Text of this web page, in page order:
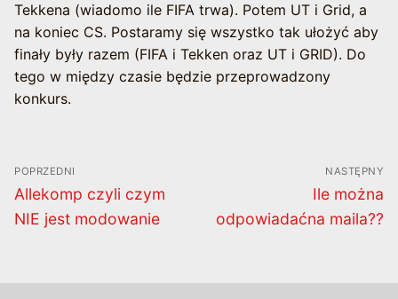
Tekkena (wiadomo ile FIFA trwa). Potem UT i Grid, a
na koniec CS. Postaramy się wszystko tak ułożyć aby
finały były razem (FIFA i Tekken oraz UT i GRID). Do
tego w między czasie będzie przeprowadzony
konkurs.
Nawigacja
wpisu
POPRZEDNI
Poprzedni
wpis:
Allekomp czyli czym
NIE jest modowanie
NASTĘPNY
Następny
wpis:
Ile można
odpowiadaćna maila??